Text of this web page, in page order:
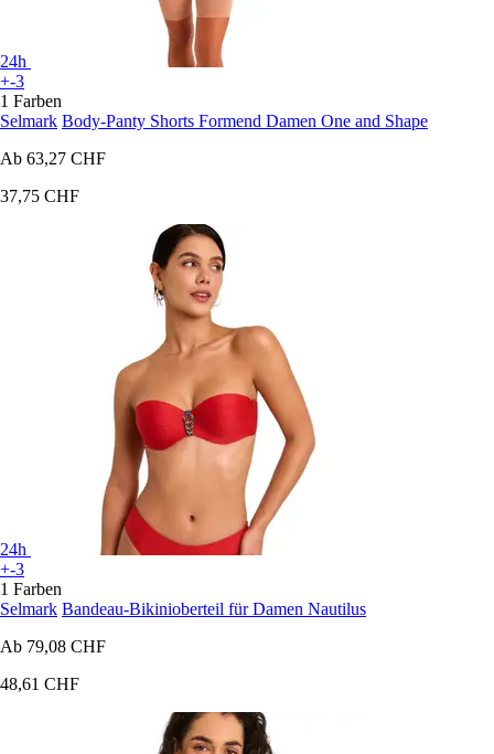
24h
+-3
1 Farben
Selmark Body-Panty Shorts Formend Damen One and Shape
Ab 63,27 CHF
37,75 CHF
24h
+-3
1 Farben
Selmark Bandeau-Bikinioberteil für Damen Nautilus
Ab 79,08 CHF
48,61 CHF